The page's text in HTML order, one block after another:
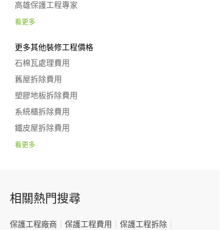
高雄保護工程專家
看更多
更多其他裝修工程價格
石棉瓦處理費用
舊屋拆除費用
塑膠地板拆除費用
系統櫃拆除費用
鐵皮屋拆除費用
看更多
相關熱門搜尋
保護工程廠商 保護工程費用 保護工程拆除